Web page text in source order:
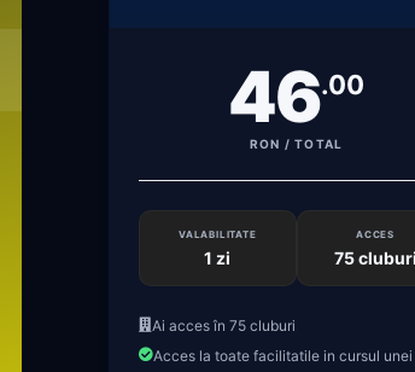
46.00
RON / TOTAL
VALABILITATE
1 zi
ACCES
75 cluburi
Ai acces în 75 cluburi
Acces la toate facilitatile in cursul